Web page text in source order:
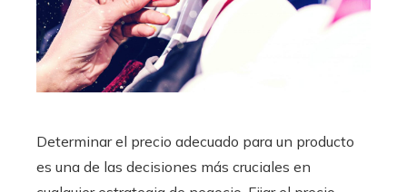
Determinar el precio adecuado para un producto
es una de las decisiones más cruciales en